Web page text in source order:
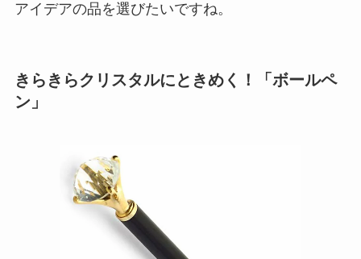
アイデアの品を選びたいですね。
きらきらクリスタルにときめく！「ボールペ
ン」